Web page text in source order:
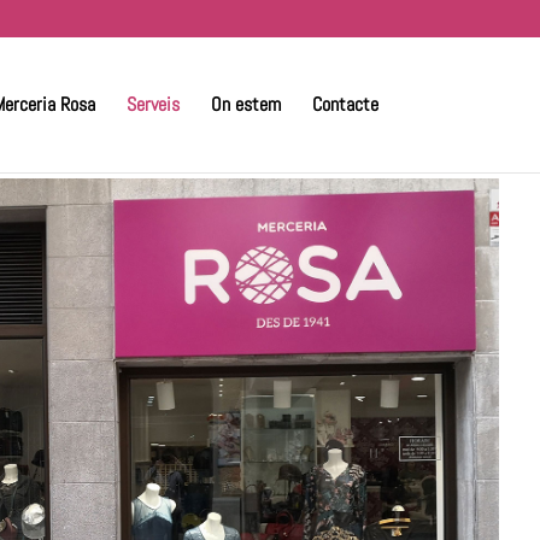
Rosa Serveis On estem Contacte